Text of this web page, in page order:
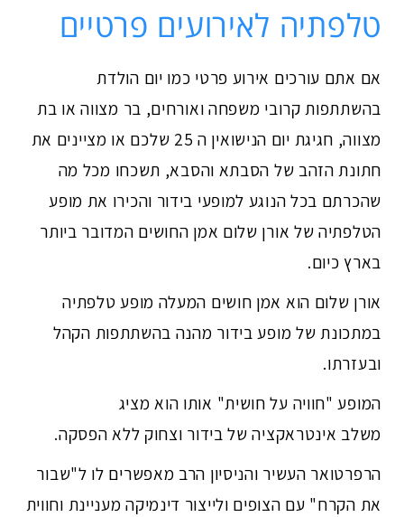
טלפתיה לאירועים פרטיים
אם אתם עורכים אירוע פרטי כמו יום הולדת
בהשתתפות קרובי משפחה ואורחים, בר מצווה או בת
מצווה, חגיגת יום הנישואין ה 25 שלכם או מציינים את
חתונת הזהב של הסבתא והסבא, תשכחו מכל מה
שהכרתם בכל הנוגע למופעי בידור והכירו את מופע
הטלפתיה של אורן שלום אמן החושים המדובר ביותר
בארץ כיום.
אורן שלום הוא אמן חושים המעלה מופע טלפתיה
במתכונת של מופע בידור מהנה בהשתתפות הקהל
ובעזרתו.
המופע "חוויה על חושית" אותו הוא מציג
משלב אינטראקציה של בידור וצחוק ללא הפסקה.
הרפרטואר העשיר והניסיון הרב מאפשרים לו ל"שבור
את הקרח" עם הצופים ולייצור דינמיקה מעניינת וחווית